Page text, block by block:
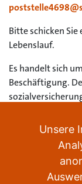
Bitte schicken
Lebenslauf.
Es handelt sich um
Beschäftigung.
wahrzunehmen.
Unsere